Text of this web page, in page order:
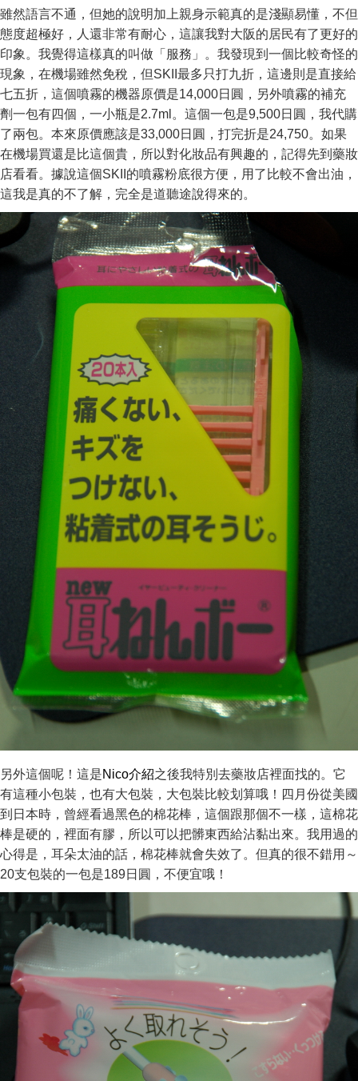
雖然語言不通，但她的說明加上親身示範真的是淺顯易懂，不但
態度超極好，人還非常有耐心，這讓我對大阪的居民有了更好的
印象。我覺得這樣真的叫做「服務」。我發現到一個比較奇怪的
現象，在機場雖然免稅，但SKII最多只打九折，這邊則是直接給
七五折，這個噴霧的機器原價是14,000日圓，另外噴霧的補充
劑一包有四個，一小瓶是2.7ml。這個一包是9,500日圓，我代購
了兩包。本來原價應該是33,000日圓，打完折是24,750。如果
在機場買還是比這個貴，所以對化妝品有興趣的，記得先到藥妝
店看看。據說這個SKII的噴霧粉底很方便，用了比較不會出油，
這我是真的不了解，完全是道聽途說得來的。
另外這個呢！這是Nico介紹之後我特別去藥妝店裡面找的。它
有這種小包裝，也有大包裝，大包裝比較划算哦！四月份從美國
到日本時，曾經看過黑色的棉花棒，這個跟那個不一樣，這棉花
棒是硬的，裡面有膠，所以可以把髒東西給沾黏出來。我用過的
心得是，耳朵太油的話，棉花棒就會失效了。但真的很不錯用～
20支包裝的一包是189日圓，不便宜哦！